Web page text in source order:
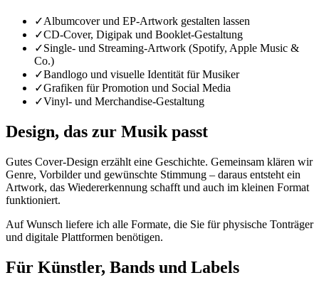
✓Albumcover und EP-Artwork gestalten lassen
✓CD-Cover, Digipak und Booklet-Gestaltung
✓Single- und Streaming-Artwork (Spotify, Apple Music &
Co.)
✓Bandlogo und visuelle Identität für Musiker
✓Grafiken für Promotion und Social Media
✓Vinyl- und Merchandise-Gestaltung
Design, das zur Musik passt
Gutes Cover-Design erzählt eine Geschichte. Gemeinsam klären wir
Genre, Vorbilder und gewünschte Stimmung – daraus entsteht ein
Artwork, das Wiedererkennung schafft und auch im kleinen Format
funktioniert.
Auf Wunsch liefere ich alle Formate, die Sie für physische Tonträger
und digitale Plattformen benötigen.
Für Künstler, Bands und Labels